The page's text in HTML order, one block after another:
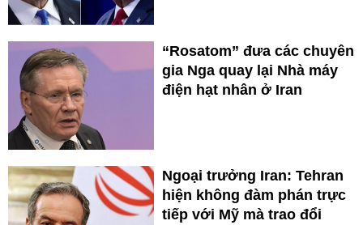
“Rosatom” đưa các chuyên
gia Nga quay lại Nhà máy
điện hạt nhân ở Iran
Ngoại trưởng Iran: Tehran
hiện không đàm phán trực
tiếp với Mỹ mà trao đổi